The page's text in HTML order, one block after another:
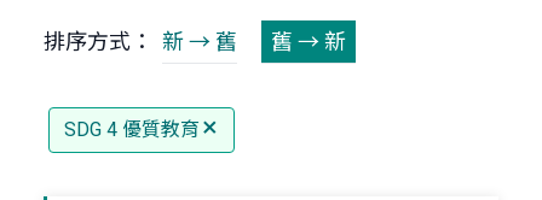
排序方式： 新 → 舊 舊 → 新
SDG 4 優質教育